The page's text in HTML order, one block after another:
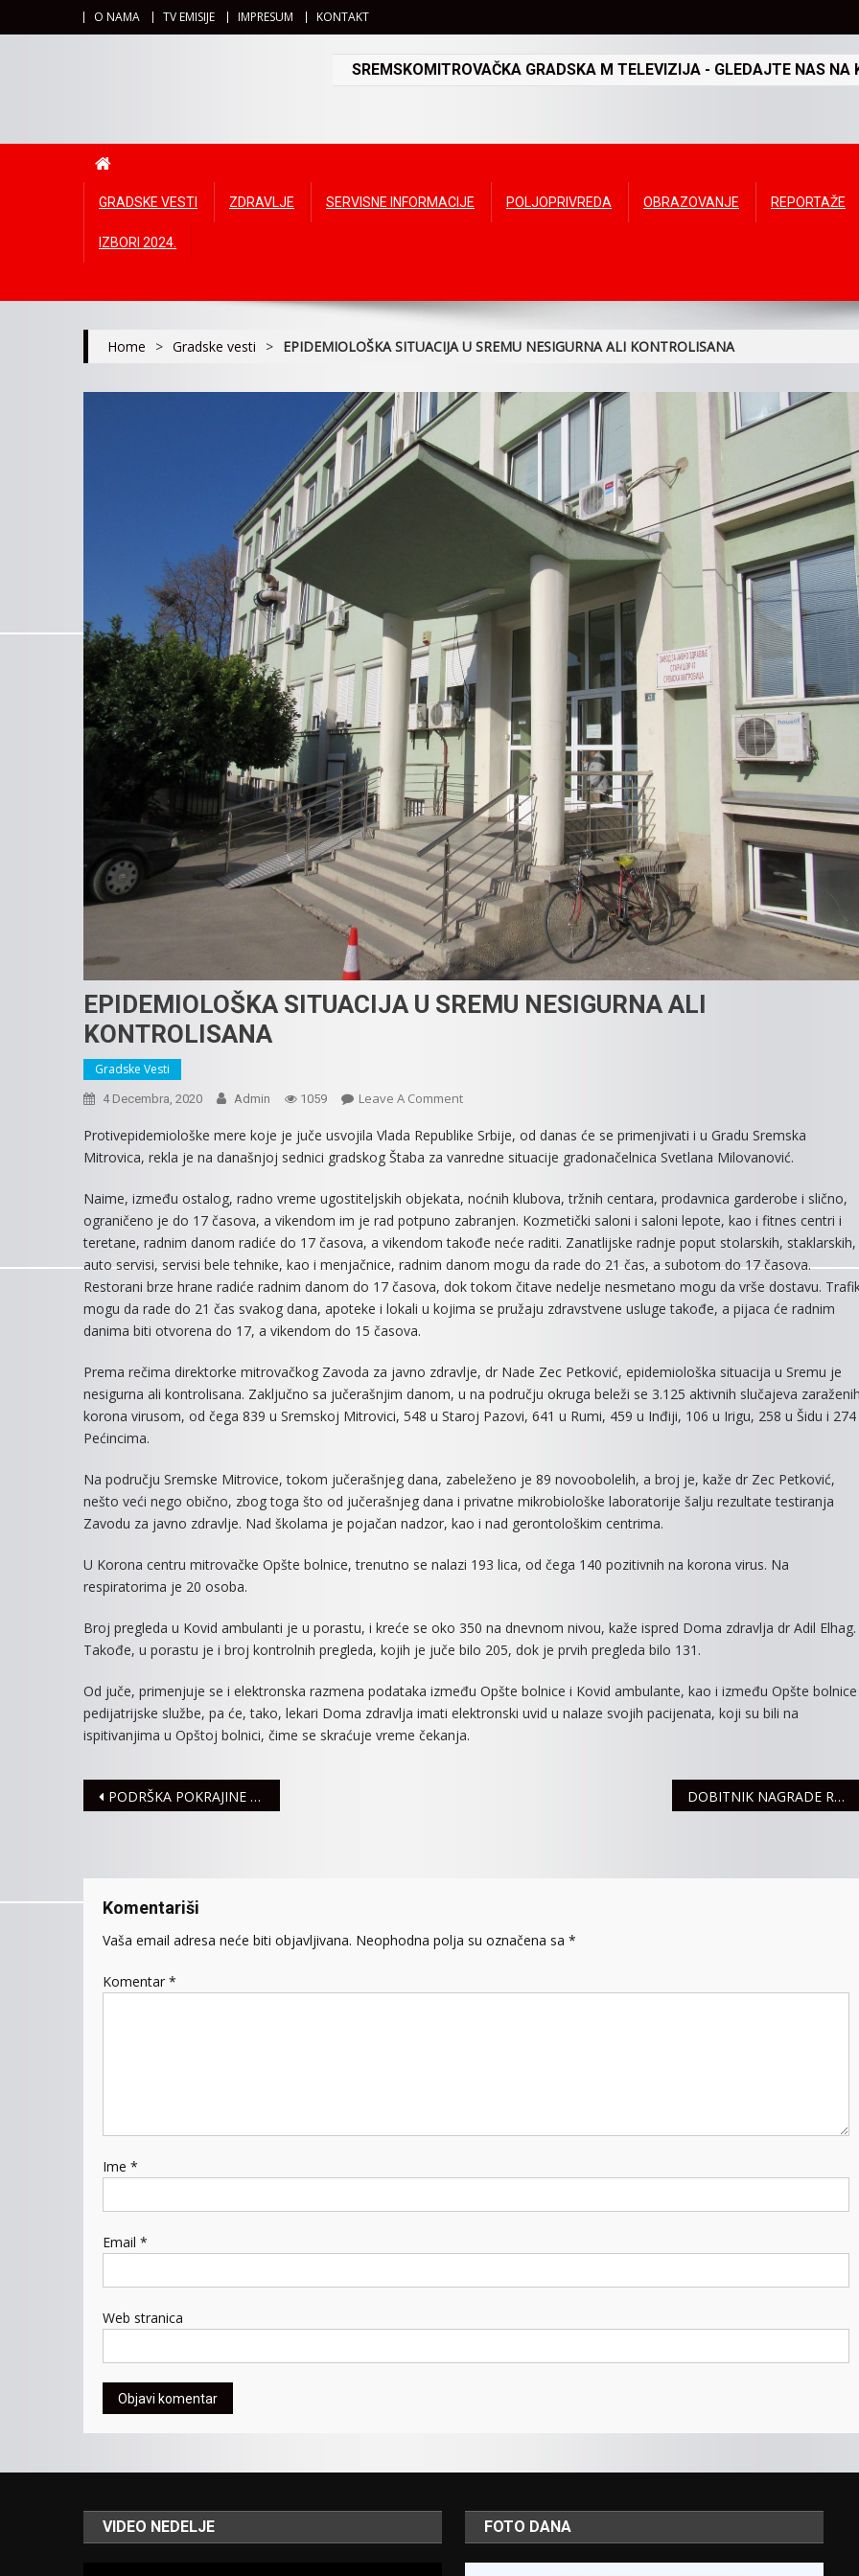
O NAMA TV EMISIJE IMPRESUM KONTAKT
SREMSKOMITROVAČKA GRADSKA M TELEVIZIJA - GLEDAJTE NAS
GRADSKE VESTI ZDRAVLJE SERVISNE INFORMACIJE POLJOPRIVREDA OBRAZOVANJE REPORTAŽE
IZBORI 2024.
Home > Gradske vesti > EPIDEMIOLOŠKA SITUACIJA U SREMU NESIGURNA ALI KONTROLISANA
EPIDEMIOLOŠKA SITUACIJA U SREMU NESIGURNA ALI
KONTROLISANA
Gradske Vesti
4 Decembra, 2020 Admin 1059 Leave A CommentOn
SITUACIJA
U
NESIGURNA
ALI
KONTROLISANA
Protivepidemiološke mere koje je juče usvojila Vlada Republike Srbije, od danas će se primenjivati i u Gradu Sremska
Mitrovica, rekla je na današnjoj sednici gradskog Štaba za vanredne situacije gradonačelnica Svetlana Milovanović.
Naime, između ostalog, radno vreme ugostiteljskih objekata, noćnih klubova, tržnih centara, prodavnica garderobe i slično,
ograničeno je do 17 časova, a vikendom im je rad potpuno zabranjen. Kozmetički saloni i saloni lepote, kao i fitnes centri i
teretane, radnim danom radiće do 17 časova, a vikendom takođe neće raditi. Zanatlijske radnje poput stolarskih, staklarskih,
auto servisi, servisi bele tehnike, kao i menjačnice, radnim danom mogu da rade do 21 čas, a subotom do 17 časova.
Restorani brze hrane radiće radnim danom do 17 časova, dok tokom čitave nedelje nesmetano mogu da vrše dostavu.
mogu da rade do 21 čas svakog dana, apoteke i lokali u kojima se pružaju zdravstvene usluge takođe, a pijaca će radnim
danima biti otvorena do 17, a vikendom do 15 časova.
Prema rečima direktorke mitrovačkog Zavoda za javno zdravlje, dr Nade Zec Petković, epidemiološka situacija u Sremu je
nesigurna ali kontrolisana. Zaključno sa jučerašnjim danom, u na području okruga beleži se 3.125 aktivnih slučajeva
korona virusom, od čega 839 u Sremskoj Mitrovici, 548 u Staroj Pazovi, 641 u Rumi, 459 u Inđiji, 106 u Irigu, 258 u Šidu i 274
Pećincima.
Na području Sremske Mitrovice, tokom jučerašnjeg dana, zabeleženo je 89 novoobolelih, a broj je, kaže dr Zec Petković,
nešto veći nego obično, zbog toga što od jučerašnjeg dana i privatne mikrobiološke laboratorije šalju rezultate testiranja
Zavodu za javno zdravlje. Nad školama je pojačan nadzor, kao i nad gerontološkim centrima.
U Korona centru mitrovačke Opšte bolnice, trenutno se nalazi 193 lica, od čega 140 pozitivnih na korona virus. Na
respiratorima je 20 osoba.
Broj pregleda u Kovid ambulanti je u porastu, i kreće se oko 350 na dnevnom nivou, kaže ispred Doma zdravlja dr Adil Elhag.
Takođe, u porastu je i broj kontrolnih pregleda, kojih je juče bilo 205, dok je prvih pregleda bilo 131.
Od juče, primenjuje se i elektronska razmena podataka između Opšte bolnice i Kovid ambulante, kao i između Opšte
pedijatrijske službe, pa će, tako, lekari Doma zdravlja imati elektronski uvid u nalaze svojih pacijenata, koji su bili na
ispitivanjima u Opštoj bolnici, čime se skraćuje vreme čekanja.
Navigacija
PODRŠKA POKRAJINE ZA RAZVOJ ŠKOLSKOG SPORTA U SREMSKOJ MITROVICI DOBITNIK NAGRADE RADIJSKI PRIJATELJ 2020 – MILOŠ RAJKOVIĆ
Komentariši
Vaša email adresa neće biti objavljivana. Neophodna polja su označena sa *
Komentar *
Ime *
Email *
Web stranica
VIDEO NEDELJE FOTO DANA